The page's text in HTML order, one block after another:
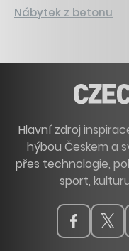
Nábytek z betonu
Hlavní zdroj
hýbou Českem a
přes technologie,
sport,